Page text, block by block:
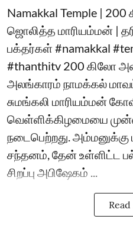
Namakkal Temple |
ஜொலித்த மாரியம்மன் |
பக்தர்கள் #namakkal
#thanthitv 200 கிலோ
அலங்காரம் நாமக்கல்
சுமங்கலி மாரியம்மன்
வெள்ளிக்கிழமையை
நடைபெற்றது. அம்மனுக்கு
சந்தனம், தேன் உள்ளிட்ட
சிறப்பு அபிஷேகம் ...